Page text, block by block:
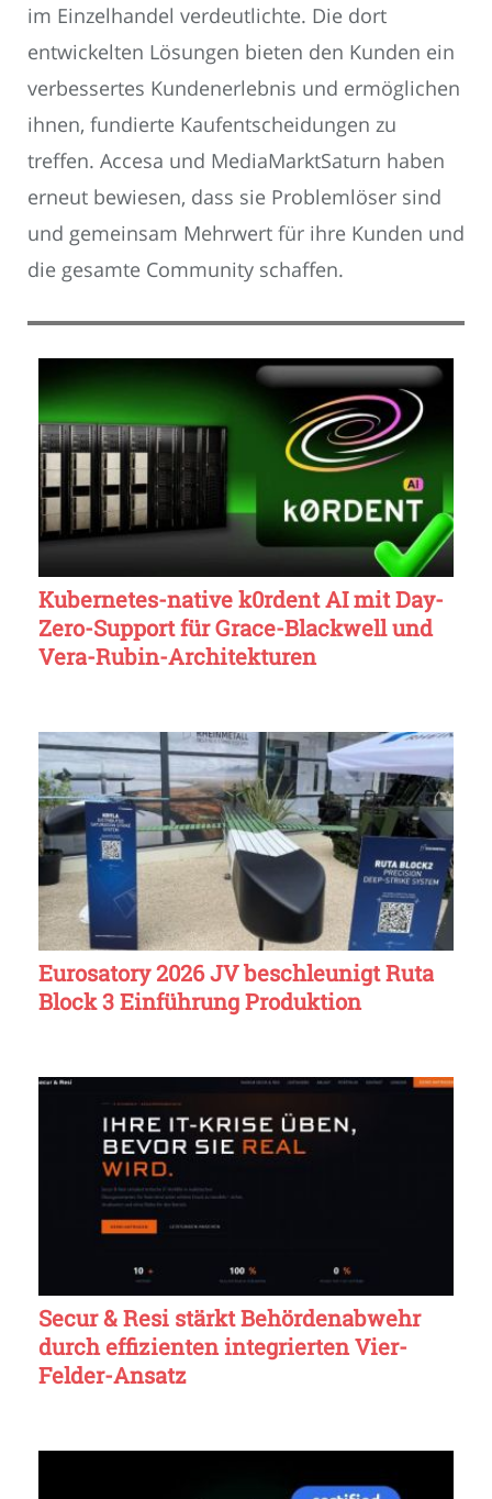
im Einzelhandel verdeutlichte. Die dort
entwickelten Lösungen bieten den Kunden ein
verbessertes Kundenerlebnis und ermöglichen
ihnen, fundierte Kaufentscheidungen zu
treffen. Accesa und MediaMarktSaturn haben
erneut bewiesen, dass sie Problemlöser sind
und gemeinsam Mehrwert für ihre Kunden und
die gesamte Community schaffen.
Kubernetes-native k0rdent AI mit Day-
Zero-Support für Grace-Blackwell und
Vera-Rubin-Architekturen
Eurosatory 2026 JV beschleunigt Ruta
Block 3 Einführung Produktion
Secur & Resi stärkt Behördenabwehr
durch effizienten integrierten Vier-
Felder-Ansatz